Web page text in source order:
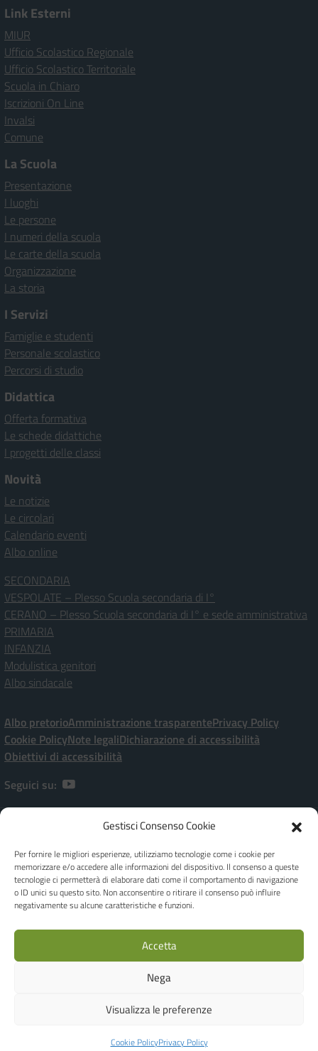
Gestisci Consenso Cookie
Per fornire le migliori esperienze, utilizziamo tecnologie come i cookie per
memorizzare e/o accedere alle informazioni del dispositivo. Il consenso a queste
tecnologie ci permetterà di elaborare dati come il comportamento di navigazione
o ID unici su questo sito. Non acconsentire o ritirare il consenso può influire
negativamente su alcune caratteristiche e funzioni.
Accetta
Nega
Visualizza le preferenze
Cookie PolicyPrivacy Policy
Link Esterni
MIUR
Ufficio Scolastico Regionale
Ufficio Scolastico Territoriale
Scuola in Chiaro
Iscrizioni On Line
Invalsi
Comune
La Scuola
Presentazione
I luoghi
Le persone
I numeri della scuola
Le carte della scuola
Organizzazione
La storia
I Servizi
Famiglie e studenti
Personale scolastico
Percorsi di studio
Didattica
Offerta formativa
Le schede didattiche
I progetti delle classi
Novità
Le notizie
Le circolari
Calendario eventi
Albo online
SECONDARIA
VESPOLATE – Plesso Scuola secondaria di I°
CERANO – Plesso Scuola secondaria di I° e sede amministrativa
PRIMARIA
INFANZIA
Modulistica genitori
Albo sindacale
Albo pretorioAmministrazione trasparentePrivacy Policy
Cookie PolicyNote legaliDichiarazione di accessibilità
Obiettivi di accessibilità
Seguici su:
Istituto Comprensivo Statale “P. Ramati” | Viale Marchetti, 20 – 28065
[+39] 0321-728182 | noic80900a@istruzione.it | Codice meccanografico:
NOIC80900A - C.F. 80010970038
Dirigente Scolastica: Dott.ssa Giuseppina FEROLO
Responsabile della Protezione dei dati - DPO Privacy: Ing. Luca Corbellini -
IBAN: IT19M0306945710100000046035 | Codice Univoco Ufficio per
Realizzato byWEB'S RIVER
Concept & Design by Designers Italia